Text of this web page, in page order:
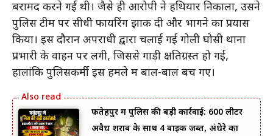
बरामद करने गई थी। जैसे ही आरोपी ने हथियार निकाला, उसने
पुलिस टीम पर सीधी फायरिंग झोंक दी और भागने का प्रयास
किया। इस दौरान अपराधी द्वारा चलाई गई गोली घोसी थाना
प्रभारी के वाहन पर लगी, जिससे गाड़ी क्षतिग्रस्त हो गई,
हालांकि पुलिसकर्मी इस हमले में बाल-बाल बच गए।
फतेहपुर में पुलिस की बड़ी कार्रवाई: 600 लीटर
अवैध शराब के साथ 4 बाइक जब्त, अंधेरे का